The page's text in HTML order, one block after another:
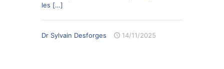
les […]
Dr Sylvain Desforges 14/11/2025